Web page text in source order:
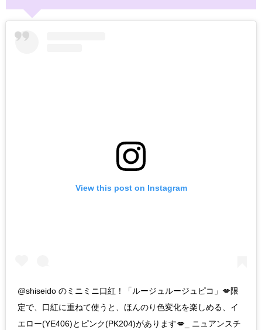
View this post on Instagram
@shiseido のミニミニ口紅！「ルージュルージュピコ」💋限
定で、口紅に重ねて使うと、ほんのり色変化を楽しめる、イ
エロー(YE406)とピンク(PK204)があります💋_ ニュアンスチ